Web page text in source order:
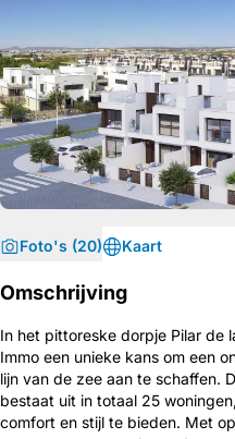
Foto's (20) Kaart
Omschrijving
In het pittoreske dorpje Pilar de
Immo een unieke kans om een
lijn van de zee aan te schaffen.
bestaat uit in totaal 25
comfort en stijl te bieden. Met